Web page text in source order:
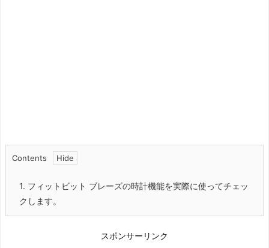
Contents
1. フィットビット ブレーズの時計機能を実際に使ってチェッ
クします。
スポンサーリンク